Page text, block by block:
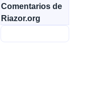
Comentarios de
Riazor.org